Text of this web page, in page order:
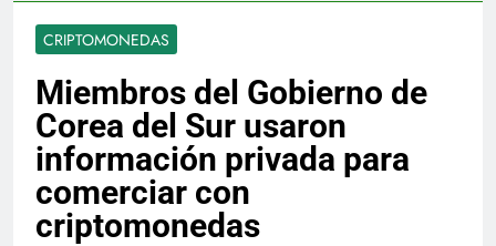
CRIPTOMONEDAS
Miembros del Gobierno de
Corea del Sur usaron
información privada para
comerciar con
criptomonedas